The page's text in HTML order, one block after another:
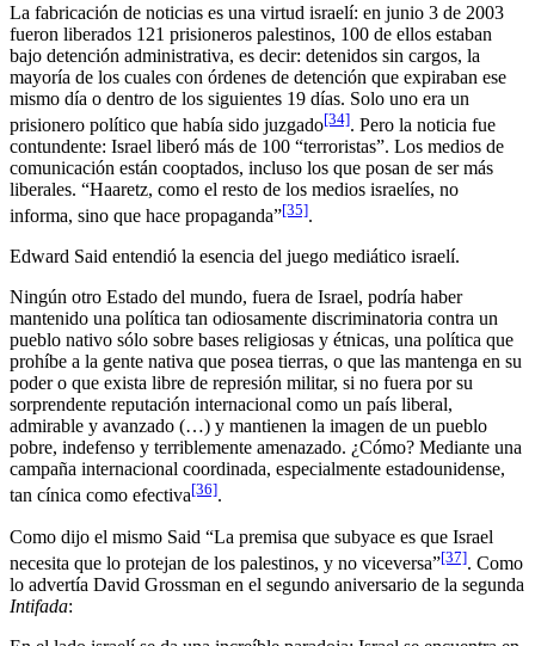
La fabricación de noticias es una virtud israelí: en junio 3 de 2003
fueron liberados 121 prisioneros palestinos, 100 de ellos estaban
bajo detención administrativa, es decir: detenidos sin cargos, la
mayoría de los cuales con órdenes de detención que expiraban ese
mismo día o dentro de los siguientes 19 días. Solo uno era un
prisionero político que había sido juzgado[34]. Pero la noticia fue
contundente: Israel liberó más de 100 “terroristas”. Los medios de
comunicación están cooptados, incluso los que posan de ser más
liberales. “Haaretz, como el resto de los medios israelíes, no
informa, sino que hace propaganda”[35].
Edward Said entendió la esencia del juego mediático israelí.
Ningún otro Estado del mundo, fuera de Israel, podría haber
mantenido una política tan odiosamente discriminatoria contra un
pueblo nativo sólo sobre bases religiosas y étnicas, una política que
prohíbe a la gente nativa que posea tierras, o que las mantenga en su
poder o que exista libre de represión militar, si no fuera por su
sorprendente reputación internacional como un país liberal,
admirable y avanzado (…) y mantienen la imagen de un pueblo
pobre, indefenso y terriblemente amenazado. ¿Cómo? Mediante una
campaña internacional coordinada, especialmente estadounidense,
tan cínica como efectiva[36].
Como dijo el mismo Said “La premisa que subyace es que Israel
necesita que lo protejan de los palestinos, y no viceversa”[37]. Como
lo advertía David Grossman en el segundo aniversario de la segunda
Intifada: